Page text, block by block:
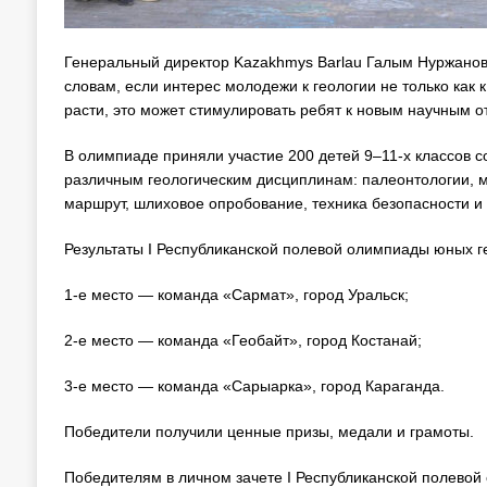
Генеральный директор Kazakhmys Barlau Галым
словам, если интерес молодежи к геологии не только
расти, это может стимулировать ребят к новым научным
В олимпиаде приняли участие 200 детей 9–11-х классов
различным геологическим дисциплинам: палеонтологии,
маршрут, шлиховое опробование, техника безопасности
Результаты I Республиканской полевой олимпиады юных
1-е место — команда «Сармат», город Уральск;
2-е место — команда «Геобайт», город Костанай;
3-е место — команда «Сарыарка», город Караганда.
Победители получили ценные призы, медали и грамоты.
Победителям в личном зачете I Республиканской